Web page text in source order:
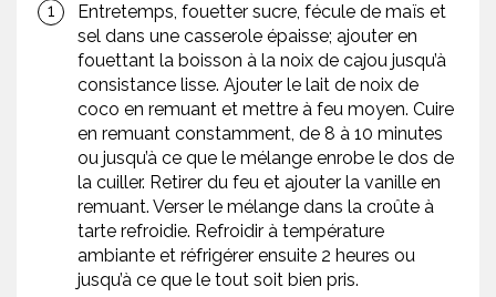
Entretemps, fouetter sucre, fécule de maïs et
sel dans une casserole épaisse; ajouter en
fouettant la boisson à la noix de cajou jusqu’à
consistance lisse. Ajouter le lait de noix de
coco en remuant et mettre à feu moyen. Cuire
en remuant constamment, de 8 à 10 minutes
ou jusqu’à ce que le mélange enrobe le dos de
la cuiller. Retirer du feu et ajouter la vanille en
remuant. Verser le mélange dans la croûte à
tarte refroidie. Refroidir à température
ambiante et réfrigérer ensuite 2 heures ou
jusqu’à ce que le tout soit bien pris.